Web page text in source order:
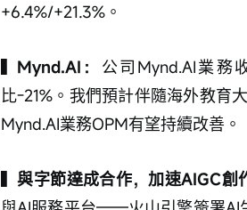
+6.4%/+21.3%。
Mynd.AI： 公司Mynd.AI業務
比-21%。我們預計伴隨海外教育
Mynd.AI業務OPM有望持續改善。
與字節達成合作，加速AIGC創